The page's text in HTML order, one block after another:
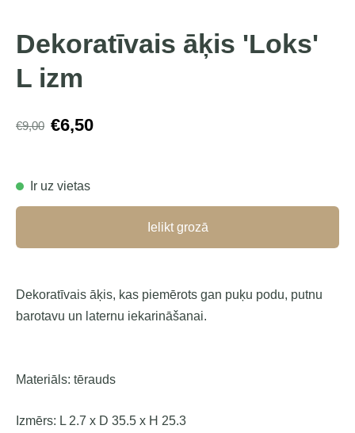
Dekoratīvais āķis 'Loks'
L izm
€9,00 €6,50
Ir uz vietas
Ielikt grozā
Dekoratīvais āķis, kas piemērots gan puķu podu, putnu
barotavu un laternu iekarināšanai.
Materiāls: tērauds
Izmērs: L 2.7 x D 35.5 x H 25.3